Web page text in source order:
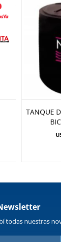
TANQUE
todas nuestras